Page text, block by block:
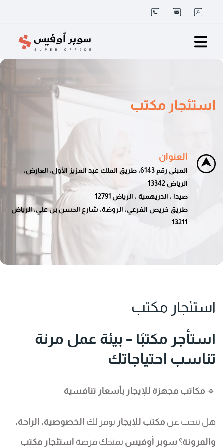
استئجار مكتب
العنوان
المبنى رقم 6143، طريق الملك عبد العزيز الأول، العارض،
الرياض 13342
صيدا ، الدريهمية ، الرياض 12791
طريق خريص الفرعي، الروضة، شارع الحسن بن علي، الرياض
13211
استئجار مكتب
استأجر مكتبًا – بيئة عمل مرنة
تناسب احتياجاتك
🔹 مكاتب مجهزة للإيجار بأسعار تنافسية
هل تبحث عن مكتب للإيجار يوفر لك الخصوصية، الراحة،
والمرونة؟ سوبر أوفيس يمنحك فرصة استئجار مكتب